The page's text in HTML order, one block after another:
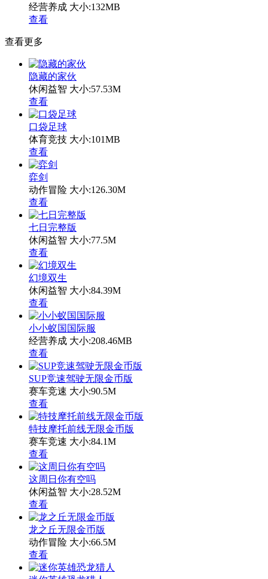
经营养成 大小:132MB
查看
查看更多
隐藏的家伙
休闲益智 大小:57.53M
查看
口袋足球
体育竞技 大小:101MB
查看
弈剑
动作冒险 大小:126.30M
查看
七日完整版
休闲益智 大小:77.5M
查看
幻境双生
休闲益智 大小:84.39M
查看
小小蚁国国际服
经营养成 大小:208.46MB
查看
SUP竞速驾驶无限金币版
赛车竞速 大小:90.5M
查看
特技摩托前线无限金币版
赛车竞速 大小:84.1M
查看
这周日你有空吗
休闲益智 大小:28.52M
查看
龙之丘无限金币版
动作冒险 大小:66.5M
查看